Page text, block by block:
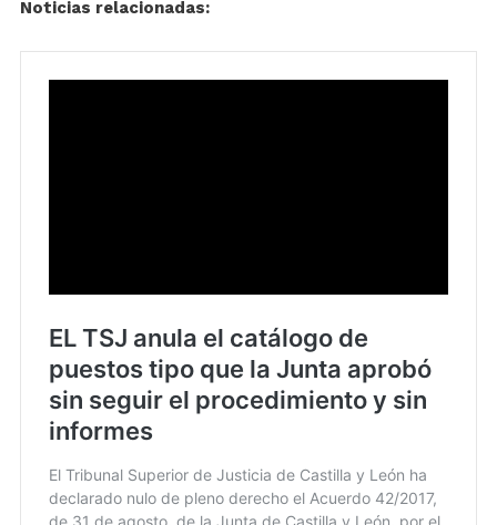
Noticias relacionadas: